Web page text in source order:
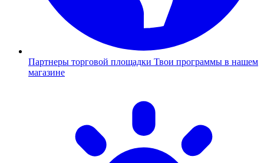
Партнеры торговой площадки Твои программы в нашем
магазине